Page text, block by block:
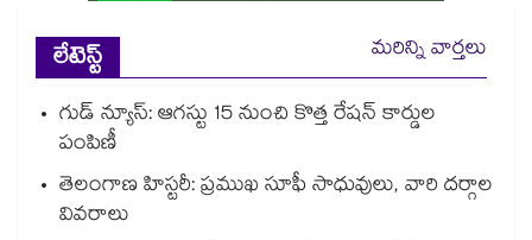
లేటెస్ట్
మరిన్ని వార్తలు
గుడ్ న్యూస్: ఆగస్టు 15 నుంచి కొత్త రేషన్ కార్డుల
పంపిణీ
తెలంగాణ హిస్టరీ: ప్రముఖ సూఫీ సాధువులు, వారి దర్గాల
వివరాలు